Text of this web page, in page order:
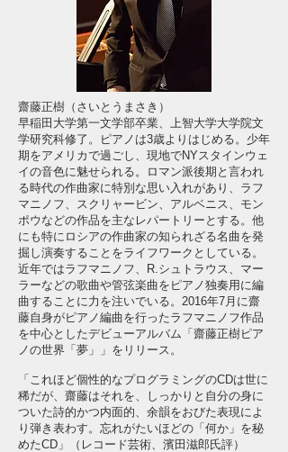
齋藤正樹（さいとうまさき）
早稲田大学第一文学部卒業、上智大学大学院文
学研究科修了。ピアノは3歳よりはじめる。少年
期をアメリカで過ごし、現地でNYスタインウェ
イの音色に魅せられる。ロマン派後期と言われ
る時代の作曲家に特別な思い入れがあり、ラフ
マニノフ、スクリャービン、アルベニス、モン
ポウなどの作品を主なレパートリーとする。他
にも特にロシアの作曲家の知られざる名曲を発
掘し演奏することをライフワークとしている。
近年ではラフマニノフ、R.シュトラウス、マー
ラーなどの歌曲や管弦楽曲をピアノ独奏用に編
曲することに力を注いでいる。2016年7月に齋
藤自身がピアノ編曲を行ったラフマニノフ作品
を中心としたデビューアルバム「齋藤正樹ピア
ノの世界「夢」」をリリース。
「これほど個性的なプログラミングのCDは世に
稀だが、齋藤はそれを、しっかりと自分の身に
ついた詩的かつ内面的、余韻をおびた表現によ
り弾き表わす。忘れがたいほどの「何か」を秘
めたCD」（レコード芸術、濱田滋郎氏評）